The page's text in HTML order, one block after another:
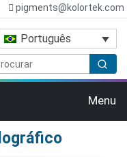
pigments@kolortek.com
Português
Menu